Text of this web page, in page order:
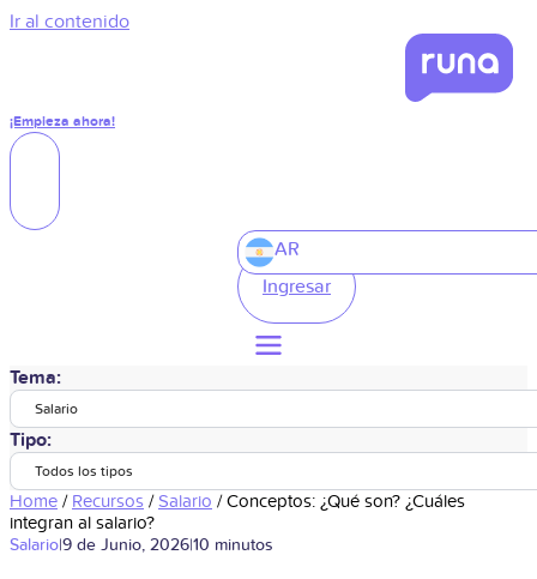
Ir al contenido
¡Empieza ahora!
AR
Ingresar
Tema:
Salario
Tipo:
Todos los tipos
Home / Recursos /Salario /Conceptos: ¿Qué son? ¿Cuáles
integran al salario?
Salario|9 de Junio, 2026|10 minutos